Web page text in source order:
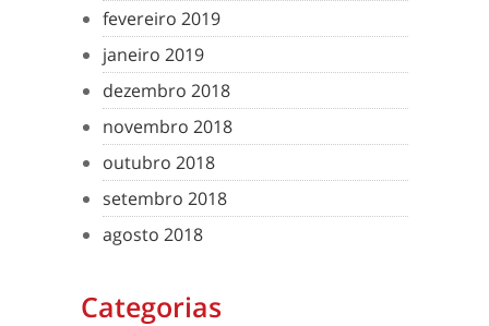
fevereiro 2019
janeiro 2019
dezembro 2018
novembro 2018
outubro 2018
setembro 2018
agosto 2018
Categorias